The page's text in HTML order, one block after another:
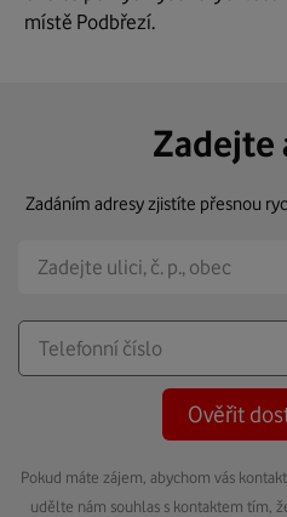
místě Podbřezí.
Zadejte
Zadáním adresy zjistíte přesnou
Ověřit
Pokud máte zájem, abychom vás
udělte nám souhlas s kontaktem tím,